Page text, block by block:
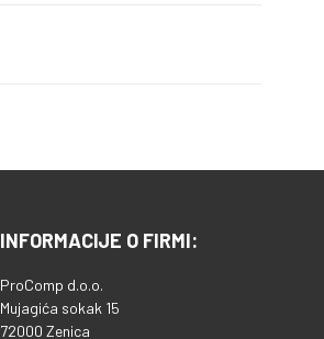
INFORMACIJE O FIRMI:
ProComp d.o.o.
Mujagića sokak 15
72000 Zenica